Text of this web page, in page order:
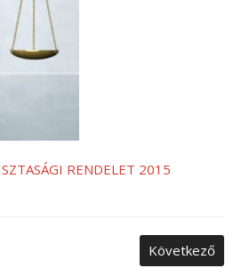
RENDELET 2015
Következő